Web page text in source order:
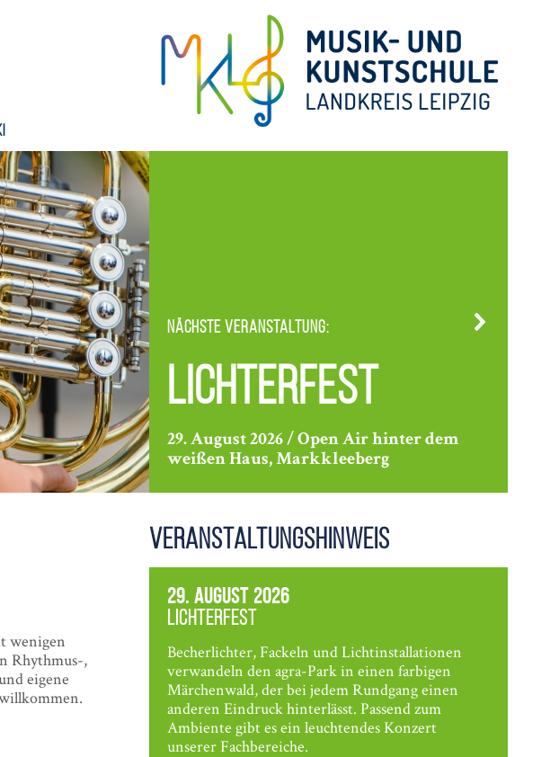
Nächste Veranstaltung:
Lichterfest
29. August 2026 / Open Air hinter dem
weißen Haus, Markkleeberg
wenigen
Rhythmus-,
eigene
Veranstaltungshinweis
29. August 2026
Lichterfest
Becherlichter, Fackeln und Lichtinstallationen
verwandeln den agra-Park in einen farbigen
Märchenwald, der bei jedem Rundgang einen
anderen Eindruck hinterlässt. Passend zum
Ambiente gibt es ein leuchtendes Konzert
unserer Fachbereiche.